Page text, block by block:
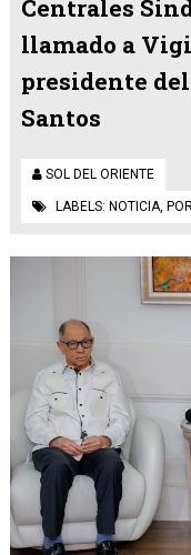
Centrales
llamado a
presidente del
Santos
SOL DEL ORIENTE
LABELS: NOTICIA,